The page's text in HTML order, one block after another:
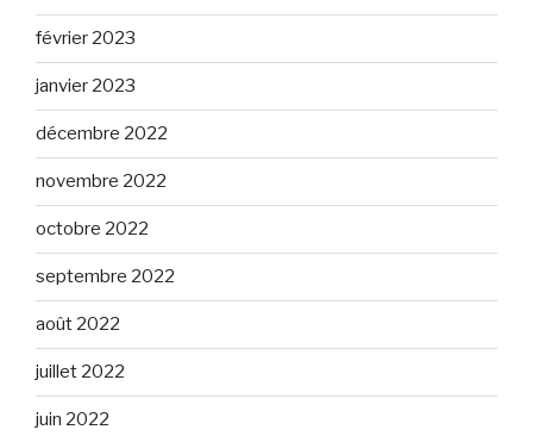
février 2023
janvier 2023
décembre 2022
novembre 2022
octobre 2022
septembre 2022
août 2022
juillet 2022
juin 2022